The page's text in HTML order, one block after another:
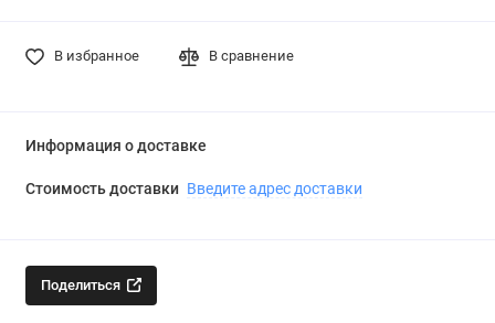
В избранное В сравнение
Информация о доставке
Стоимость доставки Введите адрес доставки
Поделиться